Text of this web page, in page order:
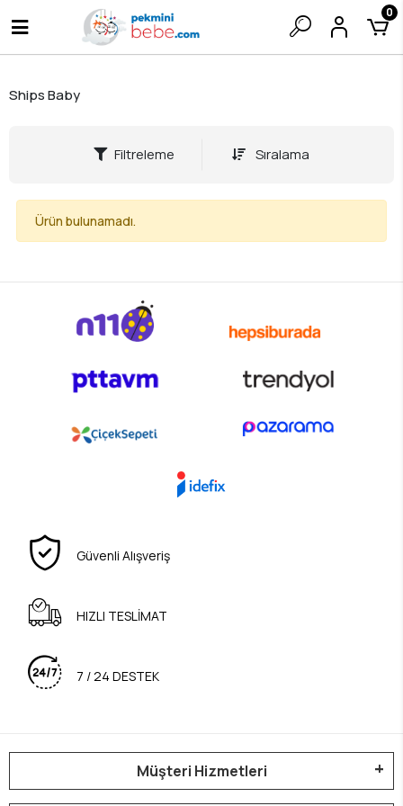
0
Ships Baby
Filtreleme Sıralama
Ürün bulunamadı.
Güvenli Alışveriş
HIZLI TESLİMAT
7 / 24 DESTEK
Müşteri Hizmetleri